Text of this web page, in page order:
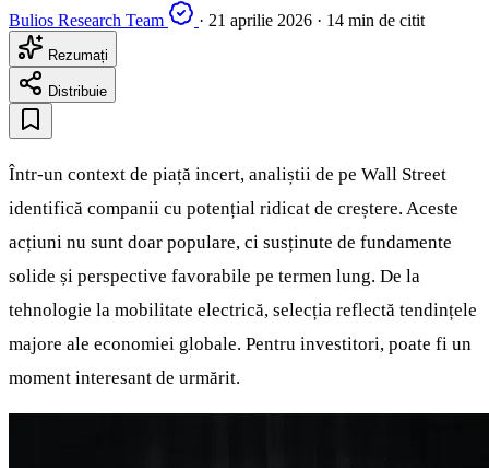
Bulios Research Team
· 21 aprilie 2026 · 14 min de citit
Rezumați
Distribuie
Într-un context de piață incert, analiștii de pe Wall Street
identifică companii cu potențial ridicat de creștere. Aceste
acțiuni nu sunt doar populare, ci susținute de fundamente
solide și perspective favorabile pe termen lung. De la
tehnologie la mobilitate electrică, selecția reflectă tendințele
majore ale economiei globale. Pentru investitori, poate fi un
moment interesant de urmărit.